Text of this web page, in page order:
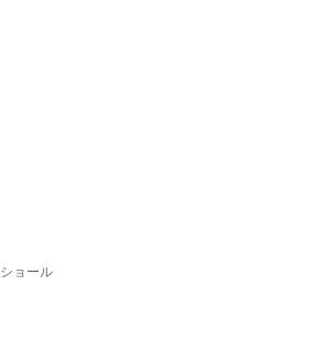
ョール